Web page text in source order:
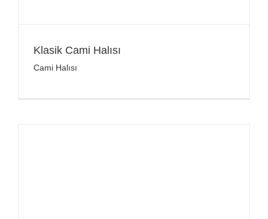
Klasik Cami Halısı
Cami Halısı